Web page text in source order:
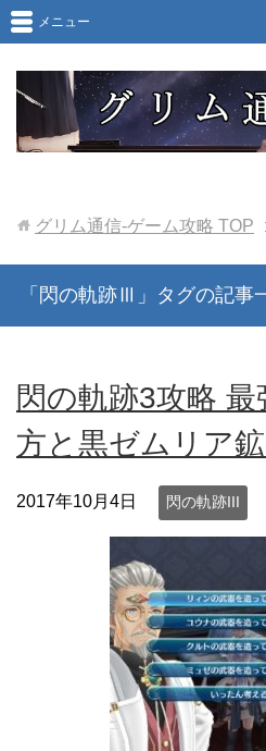
メニュー
グリム通信-ゲーム攻略 TOP
「閃の軌跡Ⅲ」タグの記事
閃の軌跡3攻略 最
方と黒ゼムリア
2017年10月4日 閃の軌跡III